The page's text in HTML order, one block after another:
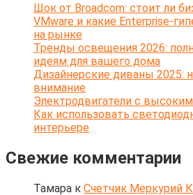
Шок от Broadcom: стоит ли
VMware и какие Enterprise-
на рынке
Тренды освещения 2026:
идеям для вашего дома
Дизайнерские диваны 2025:
внимание
Электродвигатели с
Как использовать
интерьере
Свежие комментарии
Тамара к Счетчик Меркурий